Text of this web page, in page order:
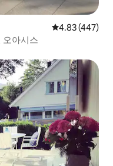
평점 4.83점(5
4.83 (447)
오아시스